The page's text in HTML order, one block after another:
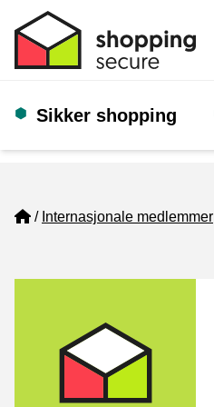
Sikker shopping
Home
Internasjonale medlemmer